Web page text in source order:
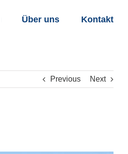
Über uns Kontakt
Previous Next